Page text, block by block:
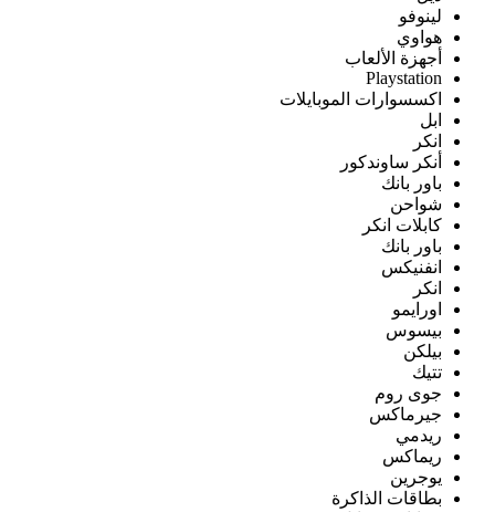
لينوفو
هواوي
أجهزة الألعاب
Playstation
اكسسوارات الموبايلات
ابل
انكر
أنكر ساوندكور
باور بانك
شواحن
كابلات انكر
باور بانك
انفنيكس
انكر
اورايمو
بيسوس
بيلكن
تتيك
جوى روم
جيرماكس
ريدمي
ريماكس
يوجرين
بطاقات الذاكرة